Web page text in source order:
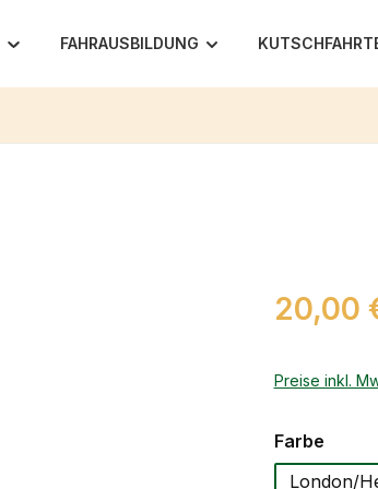
FAHRAUSBILDUNG
Regulärer
20,00
Preise inkl.
Farbe
London/